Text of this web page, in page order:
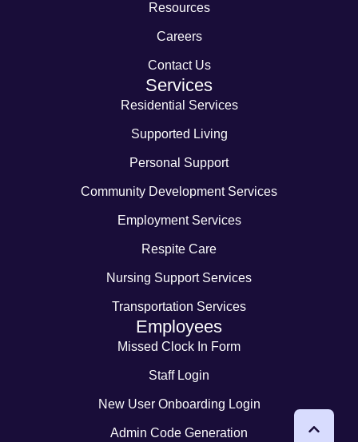
Resources
Careers
Contact Us
Services
Residential Services
Supported Living
Personal Support
Community Development Services
Employment Services
Respite Care
Nursing Support Services
Transportation Services
Employees
Missed Clock In Form
Staff Login
New User Onboarding Login
Admin Code Generation